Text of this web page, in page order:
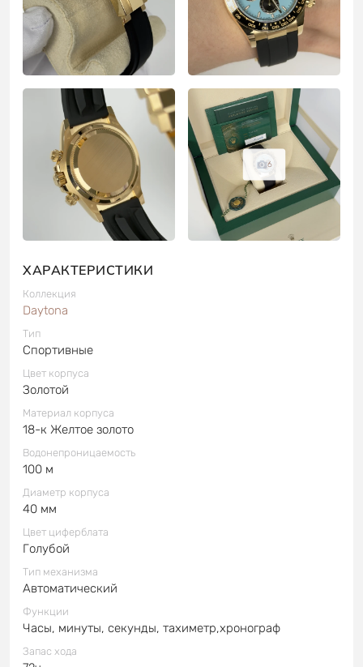
6
ХАРАКТЕРИСТИКИ
Коллекция
Daytona
Тип
Спортивные
Цвет корпуса
Золотой
Материал корпуса
18-к Желтое золото
Водонепроницаемость
100 м
Диаметр корпуса
40 мм
Цвет циферблата
Голубой
Тип механизма
Автоматический
Функции
Часы, минуты, секунды, тахиметр,хронограф
Запас хода